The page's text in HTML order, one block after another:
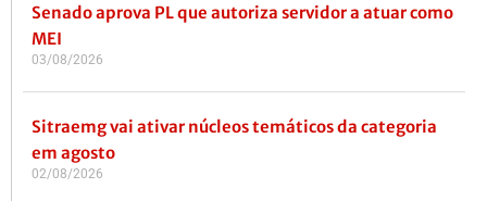
Senado aprova PL que autoriza servidor a atuar como
MEI
03/08/2026
Sitraemg vai ativar núcleos temáticos da categoria
em agosto
02/08/2026